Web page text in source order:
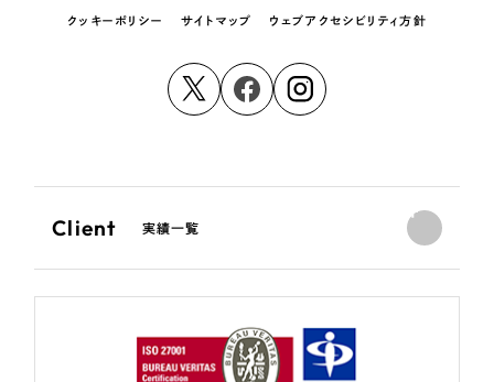
クッキーポリシー サイトマップ ウェブアクセシビリティ方針
Client 実績一覧